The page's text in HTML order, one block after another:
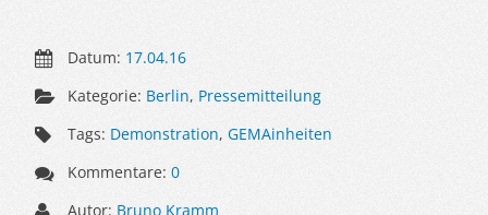
Datum: 17.04.16
Kategorie: Berlin, Pressemitteilung
Tags: Demonstration,GEMAinheiten
Kommentare:0
Autor: Bruno Kramm